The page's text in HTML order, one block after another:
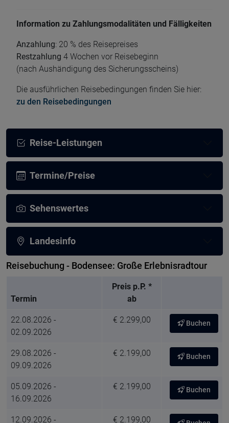
Information zu Zahlungsmodalitäten und Fälligkeiten
Anzahlung: 20 % des Reisepreises
Restzahlung 4 Wochen vor Reisebeginn
(nach Aushändigung des Sicherungsscheins)
Die ausführlichen Reisebedingungen finden Sie hier:
zu den Reisebedingungen
Reise-Leistungen
Termine/Preise
Sehenswertes
Landesinfo
Reisebuchung - Bodensee: Große Erlebnisradtour
Termin
Preis p.P. *
ab
22.08.2026 -
02.09.2026
€ 2.299,00 Buchen
29.08.2026 -
09.09.2026
€ 2.199,00 Buchen
05.09.2026 -
16.09.2026
€ 2.199,00 Buchen
12.09.2026 -
€ 2.199,00